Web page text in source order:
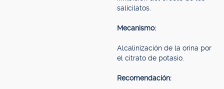
salicilatos.
Mecanismo:
Alcalinización de la orina por
el citrato de potasio.
Recomendación: